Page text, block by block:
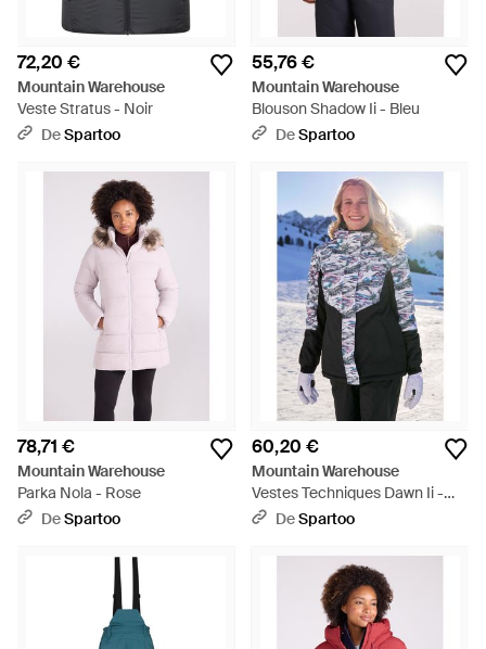
72,20 €
Mountain Warehouse
Veste Stratus - Noir
DeSpartoo
55,76 €
Mountain Warehouse
Blouson Shadow Ii - Bleu
DeSpartoo
78,71 €
Mountain Warehouse
Parka Nola - Rose
DeSpartoo
60,20 €
Mountain Warehouse
Vestes Techniques Dawn Ii -
BleuDeSpartoo